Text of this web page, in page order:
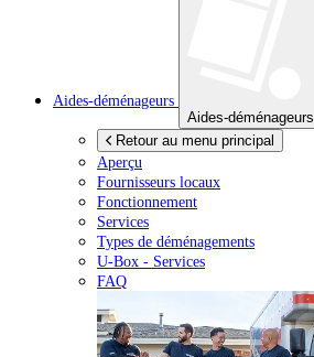
Aides-déménageurs
Aides-déménageurs
Retour au menu principal
Aperçu
Fournisseurs locaux
Fonctionnement
Services
Types de déménagements
U-Box - Services
FAQ